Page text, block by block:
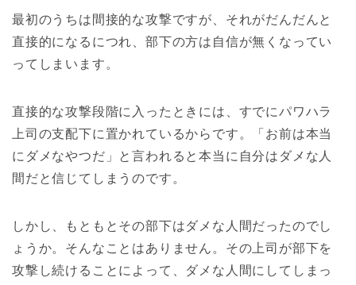
最初のうちは間接的な攻撃ですが、それがだんだんと
直接的になるにつれ、部下の方は自信が無くなってい
ってしまいます。
直接的な攻撃段階に入ったときには、すでにパワハラ
上司の支配下に置かれているからです。「お前は本当
にダメなやつだ」と言われると本当に自分はダメな人
間だと信じてしまうのです。
しかし、もともとその部下はダメな人間だったのでし
ょうか。そんなことはありません。その上司が部下を
攻撃し続けることによって、ダメな人間にしてしまっ